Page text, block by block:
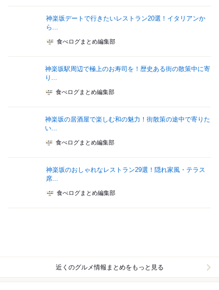
神楽坂デートで行きたいレストラン20選！イタリアンか
ら...
食べログまとめ編集部
神楽坂駅周辺で極上のお寿司を！歴史ある街の散策中に寄
り...
食べログまとめ編集部
神楽坂の居酒屋で楽しむ和の魅力！街散策の途中で寄りた
い...
食べログまとめ編集部
神楽坂のおしゃれなレストラン29選！隠れ家風・テラス
席...
食べログまとめ編集部
近くのグルメ情報まとめをもっと見る